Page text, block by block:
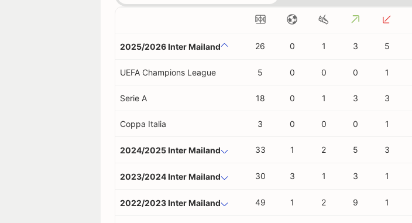
2025/2026 Inter Mailand 26 0 1 3 5
UEFA Champions League 5 0 0 0 1
Serie A 18 0 1 3 3
Coppa Italia 3 0 0 0 1
2024/2025 Inter Mailand 33 1 2 5 3
2023/2024 Inter Mailand 30 3 1 3 1
2022/2023 Inter Mailand 49 1 2 9 1